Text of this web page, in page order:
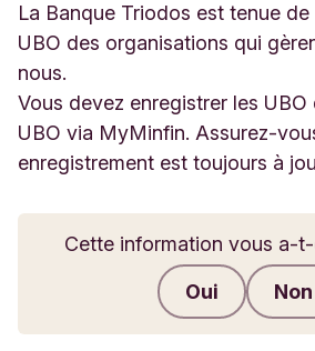
La Banque Triodos est tenue
UBO des organisations qui
nous.
Vous devez enregistrer les
UBO via MyMinfin. Assurez-
enregistrement est toujours à
Cette information vous a-
Oui Non